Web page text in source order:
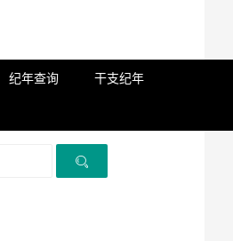
纪年查询
干支纪年